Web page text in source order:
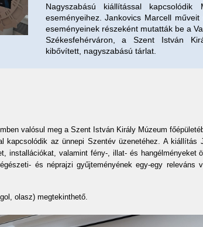
Nagyszabású kiállítással
eseményeihez. Jankovics Marcell
eseményeinek részeként mutatták be a
Székesfehérváron, a Szent István
kibővített, nagyszabású tárlat.
valósul meg a Szent István Király Múzeum
kapcsolódik az ünnepi Szentév üzenetéhez. A
installációkat, valamint fény-, illat- és
és néprajzi gyűjteményének egy-egy
olasz) megtekinthető.